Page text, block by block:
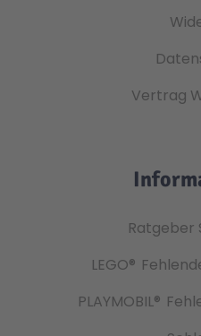
Vertrag
Ratgeber
LEGO®
PLAYMOBIL®